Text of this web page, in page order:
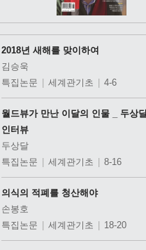
2018년 새해를 맞이하여
김승욱
특집논문
세계관기초 4-6
월드뷰가 만난 이달의 인물 _ 두상
인터뷰
두상달
특집논문
세계관기초 8-16
의식의 적폐를 청산해야
손봉호
특집논문
세계관기초 18-20